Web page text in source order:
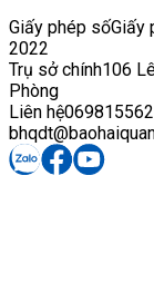
Giấy phép sốGiấy
2022
Trụ sở chính106
Phòng
Liên hệ